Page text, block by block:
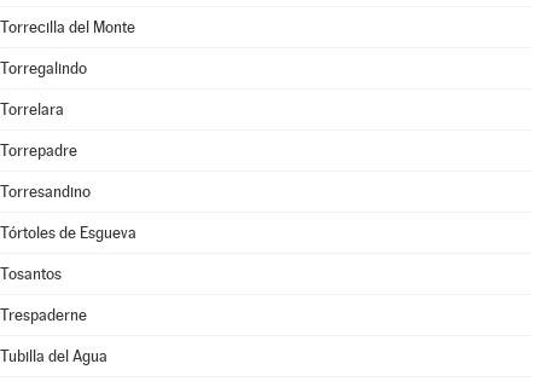
Torrecilla del Monte
Torregalindo
Torrelara
Torrepadre
Torresandino
Tórtoles de Esgueva
Tosantos
Trespaderne
Tubilla del Agua